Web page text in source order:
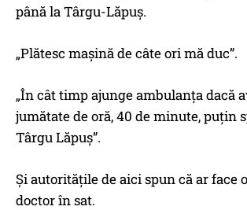
până la Târgu-Lăpuș.
„Plătesc mașină de câte ori mă duc”.
„În cât timp ajunge ambulanța dacă
jumătate de oră, 40 de minute, puțin
Târgu Lăpuș”.
Și autoritățile de aici spun că ar face
doctor în sat.